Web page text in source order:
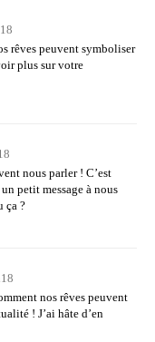
rêves peuvent symboliser
plus sur votre
nous parler ! C’est
petit message à nous
ça ?
nos rêves peuvent
! J’ai hâte d’en